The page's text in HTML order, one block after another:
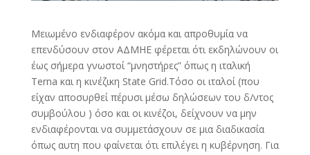
Μειωμένο ενδιαφέρον ακόμα και απροθυμία να
επενδύσουν στον ΑΔΜΗΕ φέρεται ότι εκδηλώνουν οι
έως σήμερα γνωστοί “μνηστήρες” όπως η ιταλική
Terna και η κινέζικη State Grid.Τόσο οι ιταλοί (που
είχαν αποσυρθεί πέρυσι μέσω δηλώσεων του δ/ντος
συμβούλου ) όσο και οι κινέζοι, δείχνουν να μην
ενδιαφέρονται να συμμετάσχουν σε μια διαδικασία
όπως αυτη που φαίνεται ότι επιλέγει η κυβέρνηση. Για